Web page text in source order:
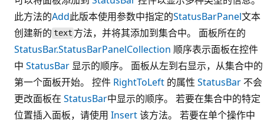
此方法的Add此版本使用参数中指定的StatusBarPanel文本
创建新的 text 方法，并将其添加到集合中。 面板所在的
StatusBar.StatusBarPanelCollection 顺序表示面板在控件
中 StatusBar 显示的顺序。 面板从左到右显示，从集合中的
第一个面板开始。 控件 RightToLeft 的属性 StatusBar 不会
更改面板在 StatusBar中显示的顺序。 若要在集合中的特定
位置插入面板，请使用 Insert该方法。 若要在单个操作中